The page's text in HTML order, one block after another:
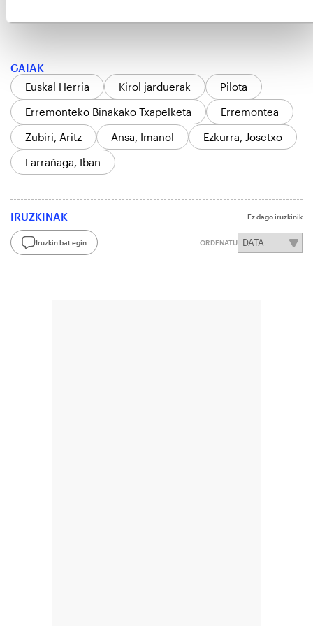
GAIAK
Euskal Herria
Kirol jarduerak
Pilota
Erremonteko Binakako Txapelketa
Erremontea
Zubiri, Aritz
Ansa, Imanol
Ezkurra, Josetxo
Larrañaga, Iban
IRUZKINAK Ez dago iruzkinik
Iruzkin bat egin ORDENATU